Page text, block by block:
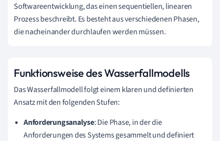
Softwareentwicklung, das einen sequentiellen, linearen
Prozess beschreibt. Es besteht aus verschiedenen Phasen,
die nacheinander durchlaufen werden müssen.
Funktionsweise des Wasserfallmodells
Das Wasserfallmodell folgt einem klaren und definierten
Ansatz mit den folgenden Stufen:
Anforderungsanalyse: Die Phase, in der die
Anforderungen des Systems gesammelt und definiert